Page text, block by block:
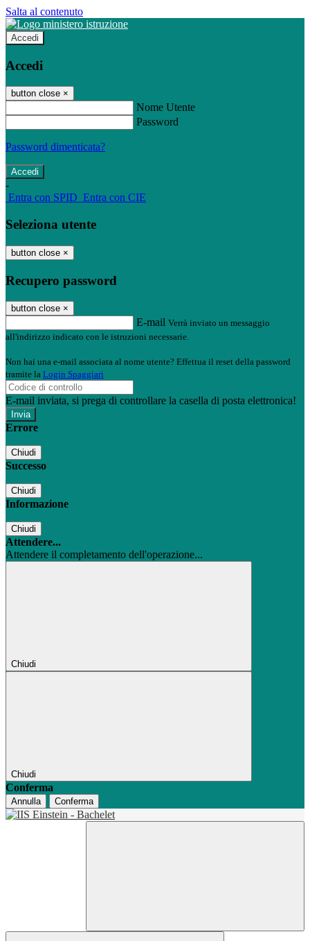
Salta al contenuto
Accedi
Accedi
button close ×
Nome Utente
Password
Password dimenticata?
-
Entra con SPID Entra con CIE
Seleziona utente
button close ×
Recupero password
button close ×
E-mail Verrà inviato un messaggio
all'indirizzo indicato con le istruzioni necessarie.
Non hai una e-mail associata al nome utente? Effettua il reset della password
tramite la Login Spaggiari
E-mail inviata, si prega di controllare la casella di posta elettronica!
Errore
Chiudi
Successo
Chiudi
Informazione
Chiudi
Attendere...
Attendere il completamento dell'operazione...
Chiudi
Chiudi
Conferma
Annulla Conferma